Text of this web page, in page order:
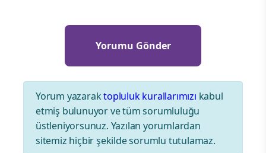
Yorum yazaraktopluluk kurallarımızı kabul
etmiş bulunuyor ve tüm sorumluluğu
üstleniyorsunuz. Yazılan yorumlardan
sitemiz hiçbir şekilde sorumlu tutulamaz.